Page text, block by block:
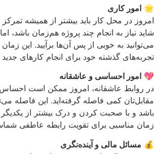
🌟 امور کاری
امروز در محل کار باید بیشتر از همیشه
شاید نیاز به انجام چند پروژه هم‌زمان باشد،
می‌توانید به خوبی از پس آن‌ها برآیید. این
تجربه‌های گذشته خود برای انجام کارهای جدید
💖 امور احساسی و عاشقانه
در روابط عاشقانه، امروز ممکن است
مقابل‌تان کمی فاصله گرفته‌اید. این فاصله
باشد و با صحبت کردن و درک بیشتر از یکدیگر
زمان مناسبی برای تقویت رابطه عاطفی
💰 مسائل مالی و آینده‌نگری